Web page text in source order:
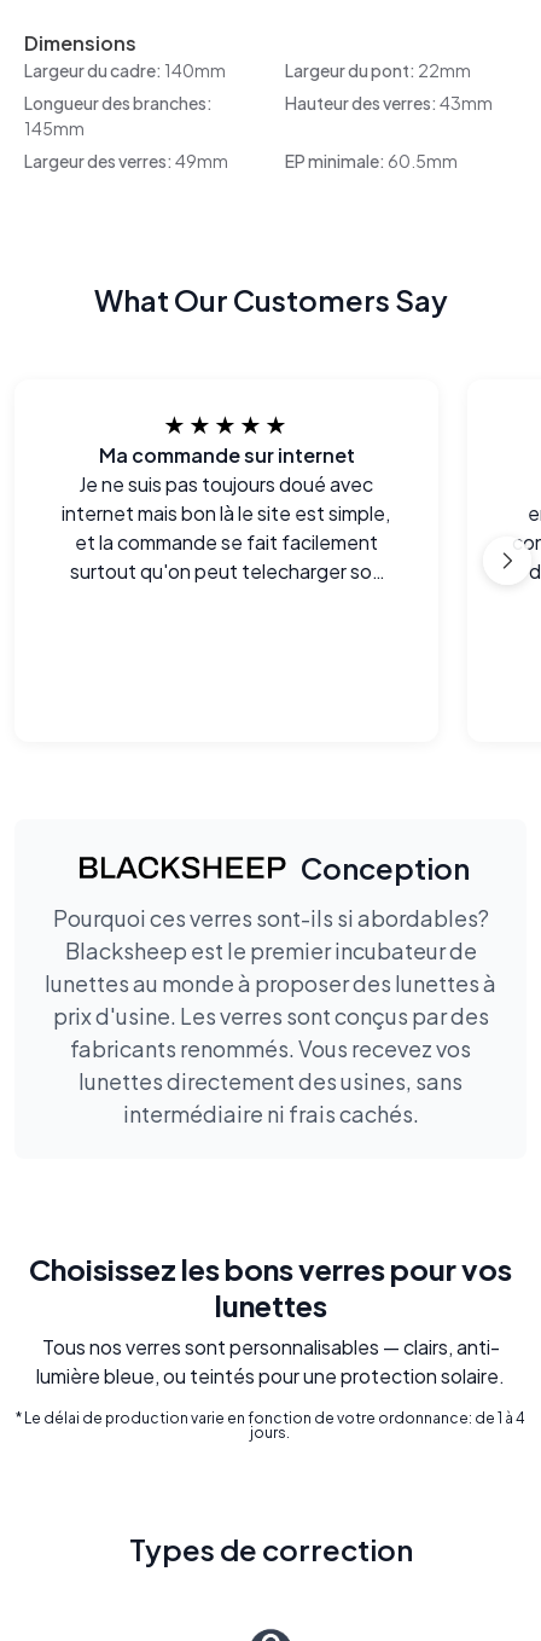
Dimensions
Largeur du cadre: 140mm Largeur du pont: 22mm
Longueur des branches:
145mm
Hauteur des verres: 43mm
Largeur des verres: 49mm EP minimale: 60.5mm
What Our Customers Say
★★★★★
Ma commande sur internet
Je ne suis pas toujours doué avec
internet mais bon là le site est simple,
et la commande se fait facilement
surtout qu'on peut telecharger son
Conception
Pourquoi ces verres sont-ils si abordables?
Blacksheep est le premier incubateur de
lunettes au monde à proposer des lunettes à
prix d'usine. Les verres sont conçus par des
fabricants renommés. Vous recevez vos
lunettes directement des usines, sans
intermédiaire ni frais cachés.
Choisissez les bons verres pour vos
lunettes
Tous nos verres sont personnalisables — clairs, anti-
lumière bleue, ou teintés pour une protection solaire.
* Le délai de production varie en fonction de votre ordonnance: de 1 à 4
jours.
Types de correction